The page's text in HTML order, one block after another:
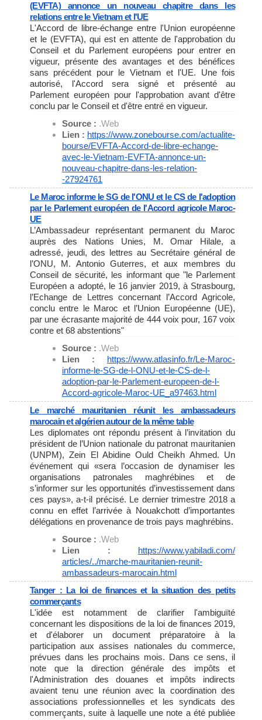
(EVFTA) annonce un nouveau chapitre dans les
relations entre le Vietnam et l'UE
L'Accord de libre-échange entre l'Union européenne
et le (EVFTA), qui est en attente de l'approbation du
Conseil et du Parlement européens pour entrer en
vigueur, présente des avantages et des bénéfices
sans précédent pour le Vietnam et l'UE. Une fois
autorisé, l'Accord sera signé et présenté au
Parlement européen pour l'approbation avant d'être
conclu par le Conseil et d'être entré en vigueur.
Source : .Web
Lien : https://www.zonebourse.com/actualite-
bourse/EVFTA-Accord-de-libre-echange-
avec-le-Vietnam-EVFTA-annonce-un-
nouveau-chapitre-dans-les-relation-
-27924761
Le Maroc informe le SG de l'ONU et le CS de l'adoption
par le Parlement européen de l'Accord agricole Maroc-
UE
L’Ambassadeur représentant permanent du Maroc
auprès des Nations Unies, M. Omar Hilale, a
adressé, jeudi, des lettres au Secrétaire général de
l’ONU, M. Antonio Guterres, et aux membres du
Conseil de sécurité, les informant que "le Parlement
Européen a adopté, le 16 janvier 2019, à Strasbourg,
l’Echange de Lettres concernant l’Accord Agricole,
conclu entre le Maroc et l’Union Européenne (UE),
par une écrasante majorité de 444 voix pour, 167 voix
contre et 68 abstentions"
Source : .Web
Lien : https://www.atlasinfo.fr/Le-Maroc-
informe-le-SG-de-l-ONU-et-le-CS-de-l-
adoption-par-le-Parlement-europeen-de-l-
Accord-agricole-Maroc-UE_ a97463.html
Le marché mauritanien réunit les ambassadeurs
marocain et algérien autour de la même table
Les diplomates ont répondu présent à l’invitation du
président de l’Union nationale du patronat mauritanien
(UNPM), Zein El Abidine Ould Cheikh Ahmed. Un
événement qui «sera l’occasion de dynamiser les
organisations patronales maghrébines et de
s’informer sur les opportunités d’investissement dans
ces pays», a-t-il précisé. Le dernier trimestre 2018 a
connu en effet l’arrivée à Nouakchott d’importantes
délégations en provenance de trois pays maghrébins.
Source : .Web
Lien : https://www.yabiladi.com/
articles/../marche-mauritanien-reunit-
ambassadeurs-marocain.html
Tanger : La loi de finances et la situation des petits
commerçants
L'idée est notamment de clarifier l'ambiguïté
concernant les dispositions de la loi de finances 2019,
et d'élaborer un document préparatoire à la
participation aux assises nationales du commerce,
prévues dans les prochains mois. Dans ce sens, il
note que la direction générale des impôts et
l'Administration des douanes et impôts indirects
avaient tenu une réunion avec la coordination des
associations professionnelles et les syndicats des
commerçants, suite à laquelle une note a été publiée